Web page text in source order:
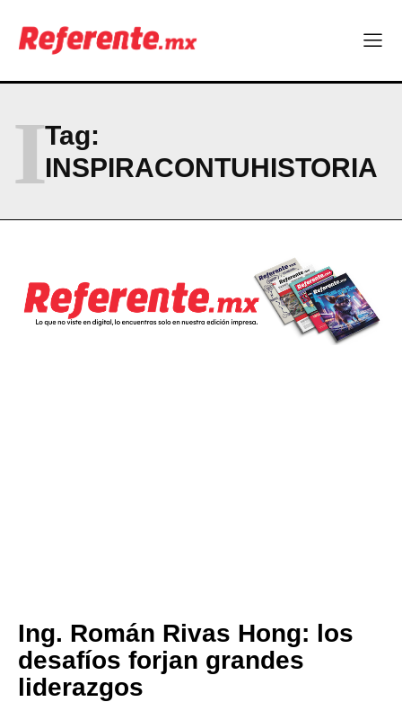
Más escuelas renovadas: fortalecen espacios para el regreso
a clases
Company
ABOUT
PRIVACY POLICY
NEWSLETTER
Tag:
INSPIRACONTUHISTORIA
I
Ing. Román Rivas Hong: los
desafíos forjan grandes
liderazgos